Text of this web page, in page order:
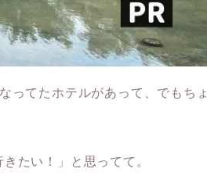
ってたホテルがあって、でもちょ
たい！」と思ってて。